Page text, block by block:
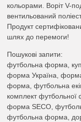
кольорами. Воріт V-
вентильований
Продукт
шлях до перемоги!
Пошукові запити:
футбольна форма,
форма Україна,
форма, футбольна
комплект
форма SECO,
футбольна форма,